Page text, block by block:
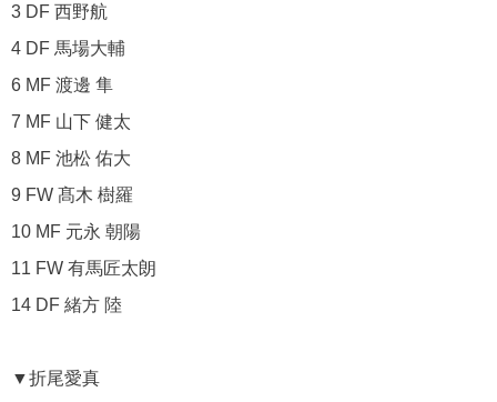
3 DF 西野航
4 DF 馬場大輔
6 MF 渡邊 隼
7 MF 山下 健太
8 MF 池松 佑大
9 FW 髙木 樹羅
10 MF 元永 朝陽
11 FW 有馬匠太朗
14 DF 緒方 陸
▼折尾愛真